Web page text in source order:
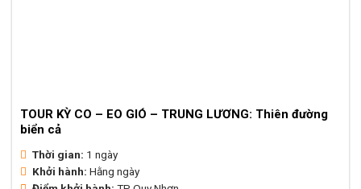
TOUR KỲ CO – EO GIÓ – TRUNG LƯƠNG: Thiên đường
biển cả
Thời gian: 1 ngày
Khởi hành: Hằng ngày